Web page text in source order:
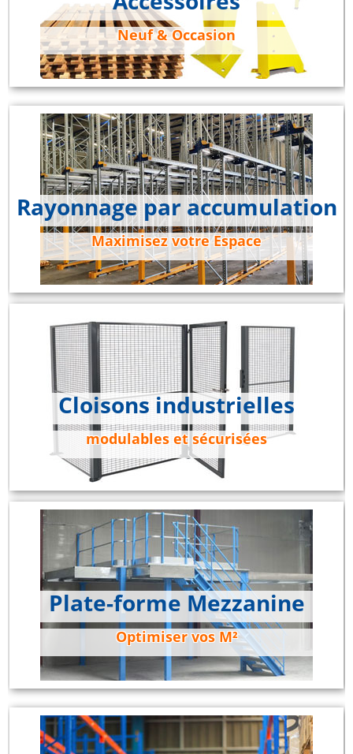
Neuf & Occasion
Rayonnage par accumulation
Maximisez votre Espace
Cloisons industrielles
modulables et sécurisées
Plate-forme Mezzanine
Optimiser vos M²